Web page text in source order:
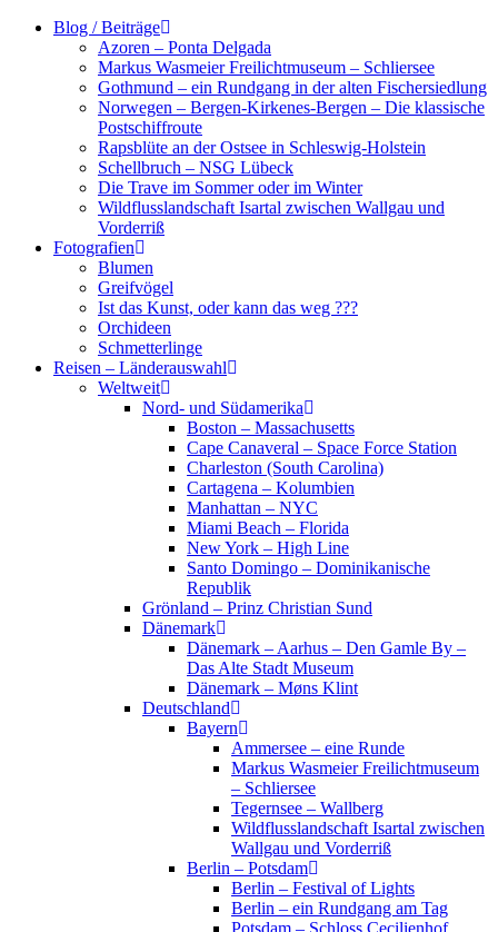
Zum
Blog / Beiträge
Azoren – Ponta Delgada
Markus Wasmeier Freilichtmuseum – Schliersee
Gothmund – ein Rundgang in der alten Fischersiedlung
Norwegen – Bergen-Kirkenes-Bergen – Die klassische
Postschiffroute
Rapsblüte an der Ostsee in Schleswig-Holstein
Schellbruch – NSG Lübeck
Die Trave im Sommer oder im Winter
Wildflusslandschaft Isartal zwischen Wallgau und
Vorderriß
Fotografien
Blumen
Greifvögel
Ist das Kunst, oder kann das weg ???
Orchideen
Schmetterlinge
Reisen – Länderauswahl
Weltweit
Nord- und Südamerika
Boston – Massachusetts
Cape Canaveral – Space Force Station
Charleston (South Carolina)
Cartagena – Kolumbien
Manhattan – NYC
Miami Beach – Florida
New York – High Line
Santo Domingo – Dominikanische
Republik
Grönland – Prinz Christian Sund
Dänemark
Dänemark – Aarhus – Den Gamle By –
Das Alte Stadt Museum
Dänemark – Møns Klint
Deutschland
Bayern
Ammersee – eine Runde
Markus Wasmeier Freilichtmuseum
– Schliersee
Tegernsee – Wallberg
Wildflusslandschaft Isartal zwischen
Wallgau und Vorderriß
Berlin – Potsdam
Berlin – Festival of Lights
Berlin – ein Rundgang am Tag
Potsdam – Schloss Cecilienhof